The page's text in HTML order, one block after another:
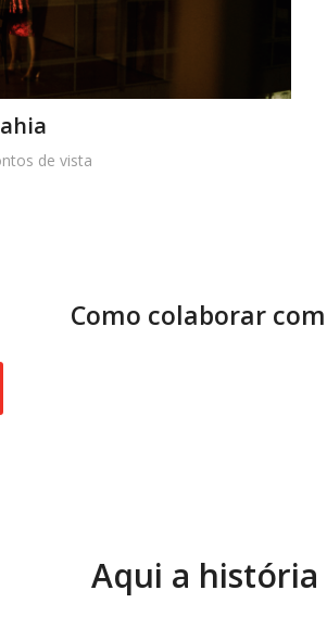
de vista
Como colaborar
Aqui a história